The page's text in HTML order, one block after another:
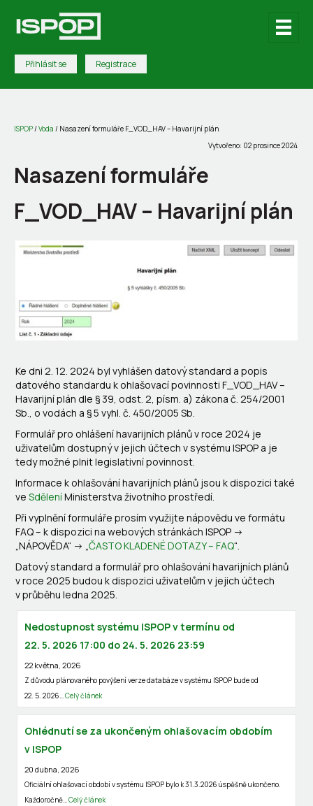
Přihlásit se Registrace
ISPOP/Voda / Nasazení formuláře F_VOD_HAV – Havarijní plán
Vytvořeno: 02 prosince 2024
Nasazení formuláře
F_VOD_HAV – Havarijní plán
Ke dni 2. 12. 2024 byl vyhlášen datový standard a popis
datového standardu k ohlašovací povinnosti F_VOD_HAV –
Havarijní plán dle § 39, odst. 2, písm. a) zákona č. 254/2001
Sb., o vodách a § 5 vyhl. č. 450/2005 Sb.
Formulář pro ohlášení havarijních plánů v roce 2024 je
uživatelům dostupný v jejich účtech v systému ISPOP a je
tedy možné plnit legislativní povinnost.
Informace k ohlašování havarijních plánů jsou k dispozici také
ve SděleníMinisterstva životního prostředí.
Při vyplnění formuláře prosím využijte nápovědu ve formátu
FAQ – k dispozici na webových stránkách ISPOP ->
„NÁPOVĚDA“ -> „ČASTO KLADENÉ DOTAZY – FAQ“.
Datový standard a formulář pro ohlašování havarijních plánů
v roce 2025 budou k dispozici uživatelům v jejich účtech
v průběhu ledna 2025.
Nedostupnost systému ISPOP v termínu od
22. 5. 2026 17:00 do 24. 5. 2026 23:59
22 května, 2026
Z důvodu plánovaného povýšení verze databáze v systému ISPOP bude od
22. 5. 2026…Celý článek
Ohlédnutí se za ukončeným ohlašovacím obdobím
v ISPOP
20 dubna, 2026
Oficiální ohlašovací období v systému ISPOP bylo k 31.3.2026 úspěšně ukončeno.
Každoročně…Celý článek